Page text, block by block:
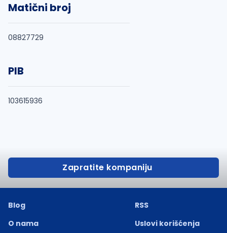
Matični broj
08827729
PIB
103615936
Zapratite kompaniju
Blog
O nama
RSS
Uslovi korišćenja